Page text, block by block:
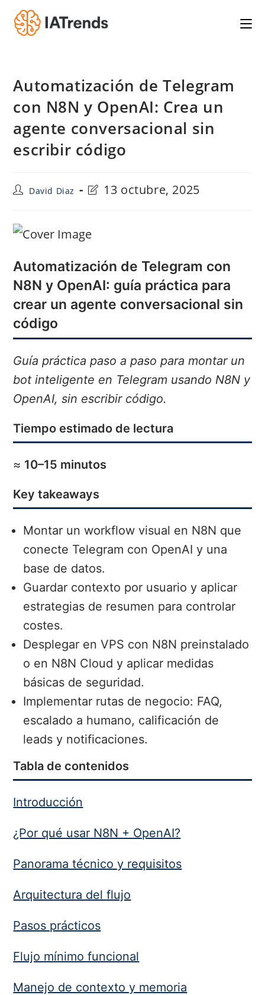
Saltar
contenido
Automatización de Telegram
con N8N y OpenAI: Crea un
agente conversacional sin
escribir código
Autor
de
David Diaz
Última
modificación
entrada:
13 octubre, 2025
Automatización de Telegram con
N8N y OpenAI: guía práctica para
crear un agente conversacional sin
código
Guía práctica paso a paso para montar un
bot inteligente en Telegram usando N8N y
OpenAI, sin escribir código.
Tiempo estimado de lectura
≈ 10–15 minutos
Key takeaways
Montar un workflow visual en N8N que
conecte Telegram con OpenAI y una
base de datos.
Guardar contexto por usuario y aplicar
estrategias de resumen para controlar
costes.
Desplegar en VPS con N8N preinstalado
o en N8N Cloud y aplicar medidas
básicas de seguridad.
Implementar rutas de negocio: FAQ,
escalado a humano, calificación de
leads y notificaciones.
Tabla de contenidos
Introducción
¿Por qué usar N8N + OpenAI?
Panorama técnico y requisitos
Arquitectura del flujo
Pasos prácticos
Flujo mínimo funcional
Manejo de contexto y memoria